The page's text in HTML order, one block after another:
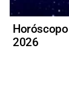
2026